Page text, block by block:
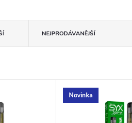
NEJPRODÁVANĚJŠÍ
Novinka